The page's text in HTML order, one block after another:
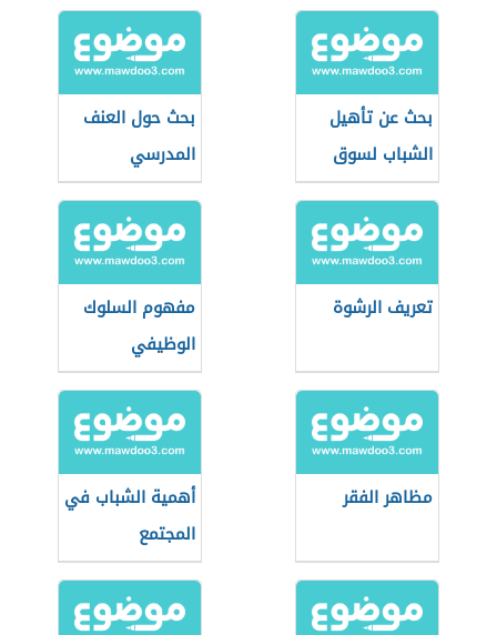
بحث عن تأهيل
الشباب لسوق
العمل
بحث حول العنف
المدرسي
تعريف الرشوة
مفهوم السلوك
الوظيفي
مظاهر الفقر
أهمية الشباب في
المجتمع